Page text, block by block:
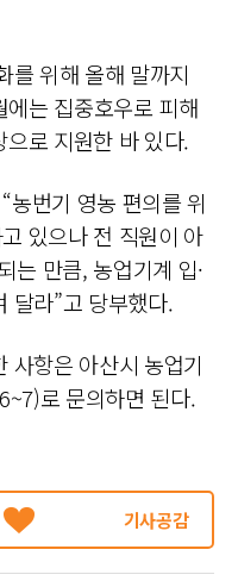
를 위해 올해 말까지
는 집중호우로 피해
로 지원한 바 있다.
농번기 영농 편의를 위
있으나 전 직원이 아
는 만큼, 농업기계 입·
달라”고 당부했다.
사항은 아산시 농업기
로 문의하면 된다.
기사공감